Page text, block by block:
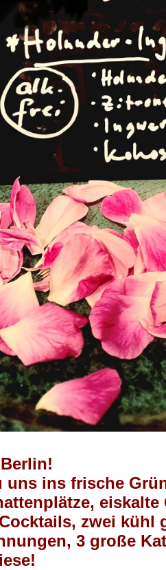
uns ins frische
eiskalte
zwei kühl
3 große